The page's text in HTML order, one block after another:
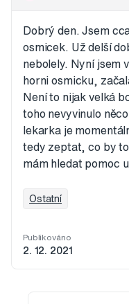
Dobrý den. Jsem
osmicek. Už delší
nebolely. Nyní jsem
horni osmicku,
Není to nijak velká
toho nevyvinulo
lekarka je
tedy zeptat, co by
mám hledat pomoc
Ostatní
Publikováno
2. 12. 2021